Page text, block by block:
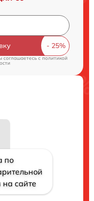
соглашаетесь cполитикой
по
на сайте